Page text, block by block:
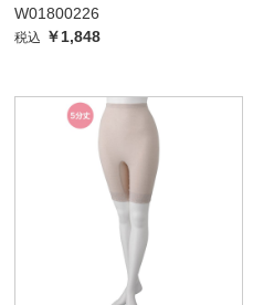
W01800226
税込 ￥1,848